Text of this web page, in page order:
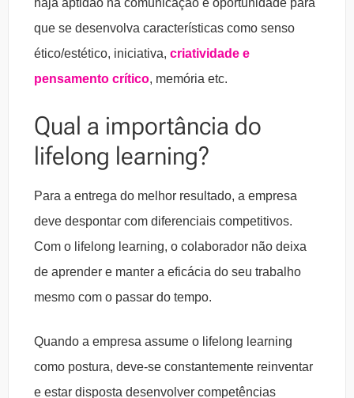
haja aptidão na comunicação e oportunidade para
que se desenvolva características como senso
ético/estético, iniciativa, criatividade e
pensamento crítico, memória etc.
Qual a importância do
lifelong learning?
Para a entrega do melhor resultado, a empresa
deve despontar com diferenciais competitivos.
Com o lifelong learning, o colaborador não deixa
de aprender e manter a eficácia do seu trabalho
mesmo com o passar do tempo.
Quando a empresa assume o lifelong learning
como postura, deve-se constantemente reinventar
e estar disposta desenvolver competências